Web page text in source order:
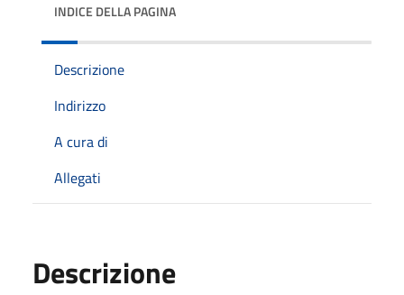
INDICE DELLA PAGINA
Descrizione
Indirizzo
A cura di
Allegati
Descrizione